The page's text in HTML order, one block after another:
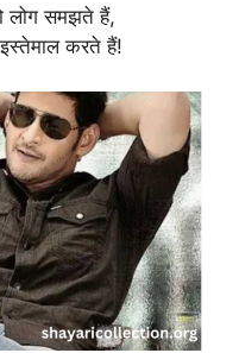
लोग समझते हैं,
करते हैं!